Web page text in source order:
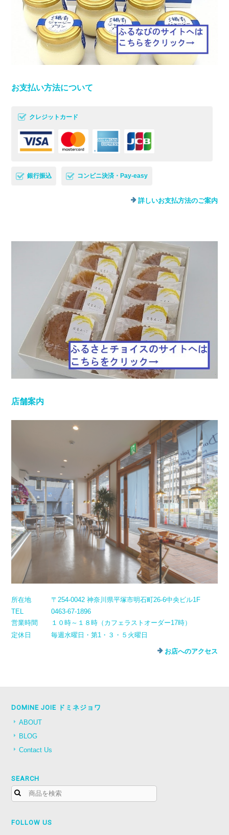
お支払い方法について
クレジットカード
銀行振込 コンビニ決済・Pay-easy
詳しいお支払方法のご案内
店舗案内
所在地
〒254-0042 神奈川県平塚市明石町26-6中央ビル1F
TEL
0463-67-1896
営業時間
１０時～１８時（カフェラストオーダー17時）
定休日
毎週水曜日・第1・３・５火曜日
お店へのアクセス
DOMINE JOIE ドミネジョワ
ABOUT
BLOG
Contact Us
SEARCH
FOLLOW US